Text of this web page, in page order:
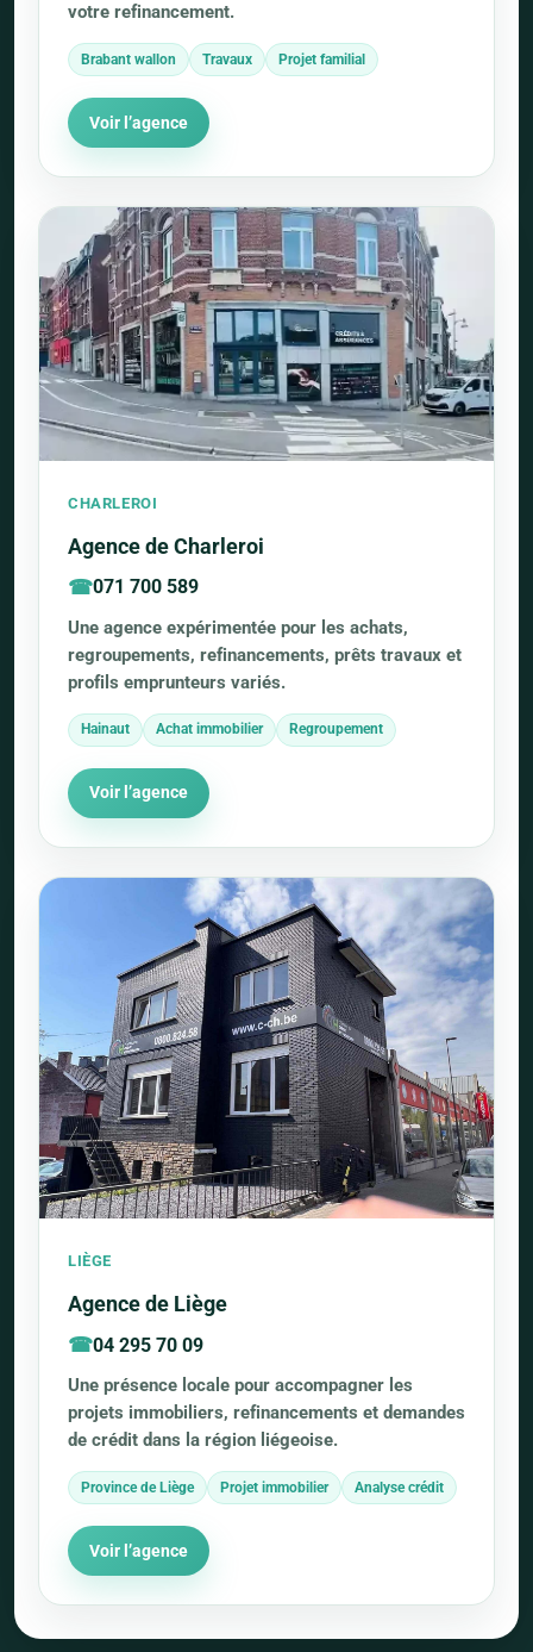
votre refinancement.
Brabant wallon Travaux Projet familial
Voir l’agence
CHARLEROI
Agence de Charleroi
071 700 589
Une agence expérimentée pour les achats,
regroupements, refinancements, prêts travaux et
profils emprunteurs variés.
Hainaut Achat immobilier Regroupement
Voir l’agence
LIÈGE
Agence de Liège
04 295 70 09
Une présence locale pour accompagner les
projets immobiliers, refinancements et demandes
de crédit dans la région liégeoise.
Province de Liège Projet immobilier Analyse crédit
Voir l’agence